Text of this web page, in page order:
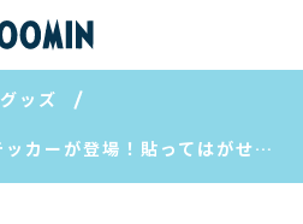
グッズ
ムーミンの耐熱耐水ステッカーが登場！貼ってはがせるシールです